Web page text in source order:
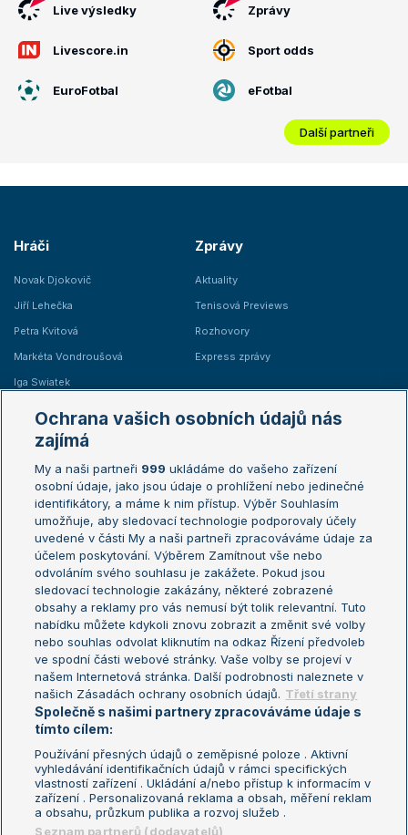
Live výsledky Zprávy
Livescore.in Sport odds
EuroFotbal eFotbal
Další partneři
Hráči
Novak Djokovič
Jiří Lehečka
Petra Kvitová
Markéta Vondroušová
Iga Swiatek
Zprávy
Aktuality
Tenisová Previews
Rozhovory
Express zprávy
Žebříčky
Žebříček ATP (muži)
Žebříček WTA (ženy)
Sázkařský žebříček
Australian Open
French Open
Wimbledon
US Open
Turnaj mistrů
Turnaj mistryň
Aktualní trendy
Fotbalové přestupy
Livesport Daily
LS Prague Open
Podmínky užití
Nastavení soukromí
GDPR a žurnalistika
Reklama
Kontakt
Informace o zpracování osobních
Ochrana vašich osobních údajů nás
zajímá
My a naši partneři 999 ukládáme do vašeho zařízení
osobní údaje, jako jsou údaje o prohlížení nebo jedinečné
identifikátory, a máme k nim přístup. Výběr Souhlasím
umožňuje, aby sledovací technologie podporovaly účely
uvedené v části My a naši partneři zpracováváme údaje za
účelem poskytování. Výběrem Zamítnout vše nebo
odvoláním svého souhlasu je zakážete. Pokud jsou
sledovací technologie zakázány, některé zobrazené
obsahy a reklamy pro vás nemusí být tolik relevantní. Tuto
nabídku můžete kdykoli znovu zobrazit a změnit své volby
nebo souhlas odvolat kliknutím na odkaz Řízení předvoleb
ve spodní části webové stránky. Vaše volby se projeví v
našem Internetová stránka. Další podrobnosti naleznete v
našich Zásadách ochrany osobních údajů. Třetí strany
Společně s našimi partnery zpracováváme údaje s
tímto cílem:
Používání přesných údajů o zeměpisné poloze . Aktivní
vyhledávání identifikačních údajů v rámci specifických
vlastností zařízení . Ukládání a/nebo přístup k informacím v
zařízení . Personalizovaná reklama a obsah, měření reklam
a obsahu, průzkum publika a rozvoj služeb .
Seznam partnerů (dodavatelů)